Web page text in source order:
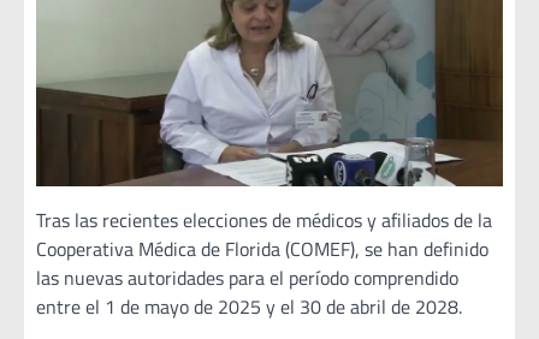
Tras las recientes elecciones de médicos y afiliados de la
Cooperativa Médica de Florida (COMEF), se han definido
las nuevas autoridades para el período comprendido
entre el 1 de mayo de 2025 y el 30 de abril de 2028.